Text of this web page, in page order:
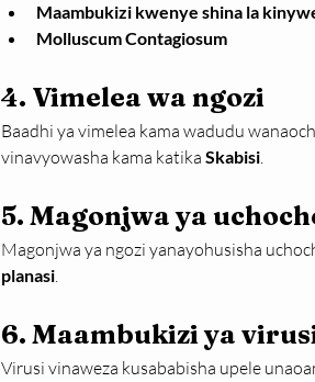
Maambukizi kwenye shina la
Molluscum Contagiosum
4. Vimelea wa ngozi
Baadhi ya vimelea kama wadudu
vinavyowasha kama katika Skabisi.
5. Magonjwa ya
Magonjwa ya ngozi yanayohusisha
planasi.
6. Maambukizi ya
Virusi vinaweza kusababisha upele